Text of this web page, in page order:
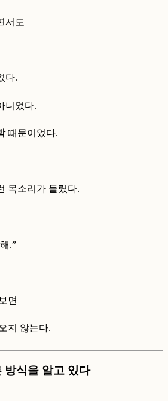
서도
다.
니었다.
때문이었다.
목소리가 들렸다.
.”
면
지 않는다.
방식을 알고 있다